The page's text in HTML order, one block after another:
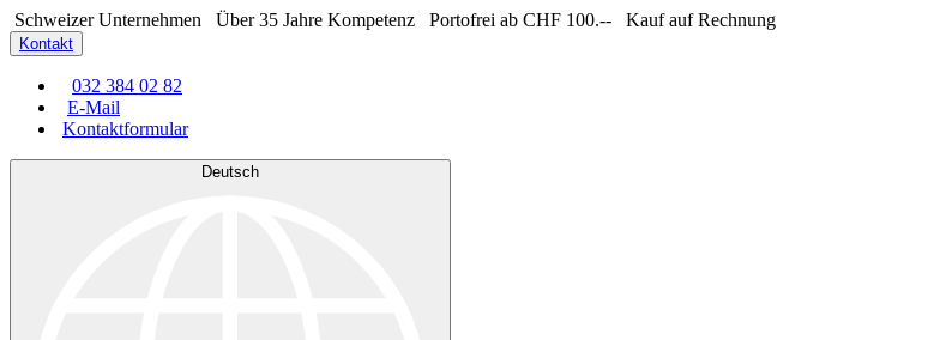
Schweizer Unternehmen Über 35 Jahre Kompetenz Portofrei ab CHF 100.-- Kauf auf Rechnung
Kontakt
032 384 02 82
E-Mail
Kontaktformular
Deutsch